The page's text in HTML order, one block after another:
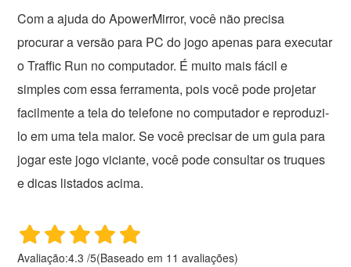
Com a ajuda do ApowerMirror, você não precisa
procurar a versão para PC do jogo apenas para executar
o Traffic Run no computador. É muito mais fácil e
simples com essa ferramenta, pois você pode projetar
facilmente a tela do telefone no computador e reproduzi-
lo em uma tela maior. Se você precisar de um guia para
jogar este jogo viciante, você pode consultar os truques
e dicas listados acima.
Avaliação:4.3 /5(Baseado em 11 avaliações)